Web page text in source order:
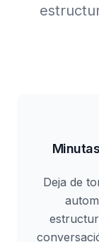
Deja de